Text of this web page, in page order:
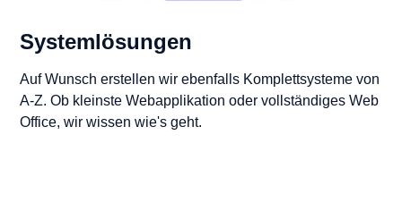
Systemlösungen
Auf Wunsch erstellen wir ebenfalls Komplettsysteme von
A-Z. Ob kleinste Webapplikation oder vollständiges Web
Office, wir wissen wie's geht.